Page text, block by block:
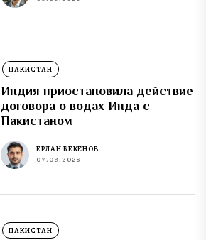
ПАКИСТАН
Индия приостановила действие
договора о водах Инда с
Пакистаном
ЕРЛАН БЕКЕНОВ
07.08.2026
ПАКИСТАН